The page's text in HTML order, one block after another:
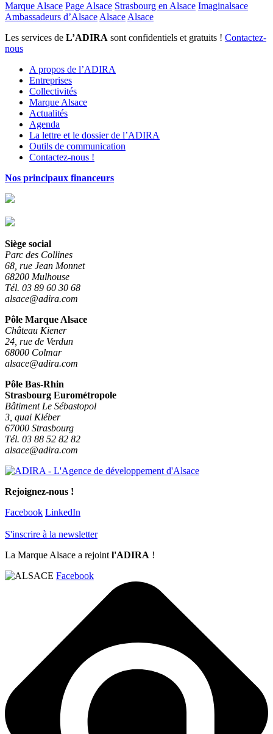
Marque Alsace Page Alsace Strasbourg en Alsace Imaginalsace
Ambassadeurs d’Alsace Alsace Alsace
Les services de L’ADIRA sont confidentiels et gratuits ! Contactez-
nous
A propos de l’ADIRA
Entreprises
Collectivités
Marque Alsace
Actualités
Agenda
La lettre et le dossier de l’ADIRA
Outils de communication
Contactez-nous !
Nos principaux financeurs
Siège social
Parc des Collines
68, rue Jean Monnet
68200 Mulhouse
Tél. 03 89 60 30 68
alsace@adira.com
Pôle Marque Alsace
Château Kiener
24, rue de Verdun
68000 Colmar
alsace@adira.com
Pôle Bas-Rhin
Strasbourg Eurométropole
Bâtiment Le Sébastopol
3, quai Kléber
67000 Strasbourg
Tél. 03 88 52 82 82
alsace@adira.com
Rejoignez-nous !
Facebook LinkedIn
S'inscrire à la newsletter
La Marque Alsace a rejoint l'ADIRA !
Facebook